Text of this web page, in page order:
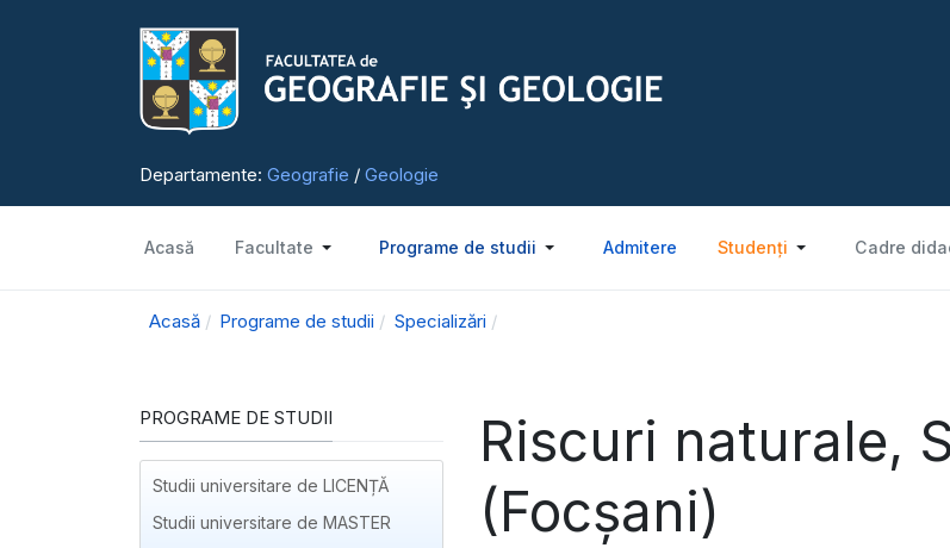
Departamente: Geografie / Geologie
Acasă Facultate Programe de studii Admitere Studenți Cadre
Acasă Programe de studii Specializări
Riscuri naturale,
(Focşani)
PROGRAME DE STUDII
Studii universitare de LICENȚĂ
Studii universitare de MASTER